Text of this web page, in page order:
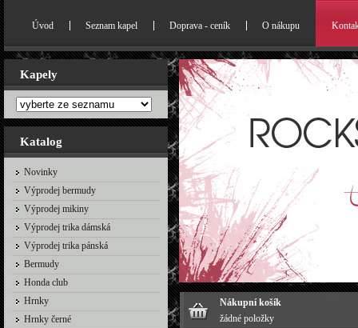
Kapely
Katalog
Novinky
Výprodej bermudy
Výprodej mikiny
Výprodej trika dámská
Výprodej trika pánská
Bermudy
Honda club
Hrnky
Hrnky černé
Úvod Seznam kapel Doprava - ceník O nákupu
Nákupní košík
žádné položky